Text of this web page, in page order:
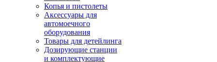
Копья и пистолеты
Аксессуары для
автомоечного
оборудования
Товары для детейлинга
Дозирующие станции
и комплектующие